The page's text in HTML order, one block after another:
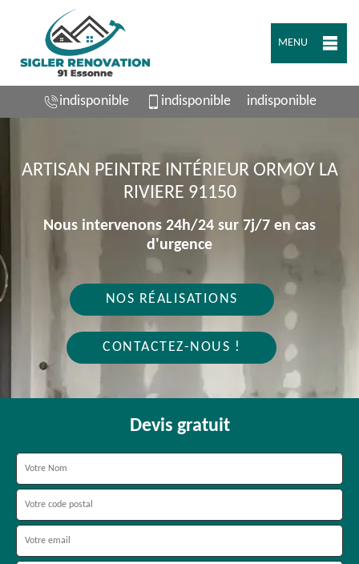
MENU
indisponible indisponible indisponible
ARTISAN PEINTRE INTÉRIEUR ORMOY LA
RIVIERE 91150
Nous intervenons 24h/24 sur 7j/7 en cas
d'urgence
NOS RÉALISATIONS
CONTACTEZ-NOUS !
Devis gratuit